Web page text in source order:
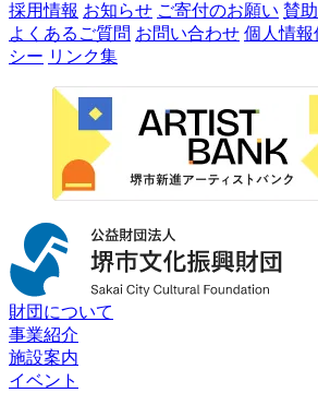
採用情報 お知らせ ご寄付のお願い 賛
よくあるご質問 お問い合わせ 個人情報
シー リンク集
財団について
事業紹介
施設案内
イベント